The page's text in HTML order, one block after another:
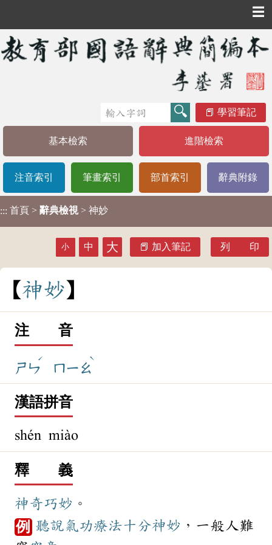
☰
學習筆記
基本檢索 進階檢索
注音索引 筆畫索引 部首索引 辭典附錄
::: 首頁 > 辭典檢視 > 神妙
小 中 大 加入筆記 列 印
神妙
注 音
ㄕㄣ
ˊ
ㄇㄧㄠ
ˋ
漢語拼音
shén miào
釋 義
神奇巧妙 。
例 聽說氣功療法十分神妙 ，一般人難